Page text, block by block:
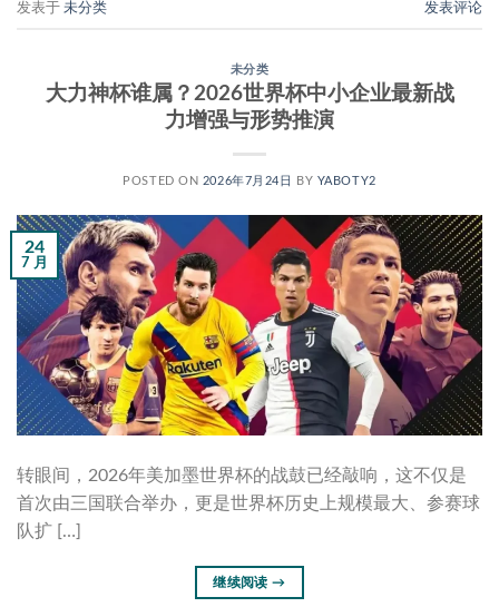
发表于 未分类 发表评论
未分类
大力神杯谁属？2026世界杯中小企业最新战
力增强与形势推演
POSTED ON 2026年7月24日 BY YABOTY2
24
7 月
转眼间，2026年美加墨世界杯的战鼓已经敲响，这不仅是
首次由三国联合举办，更是世界杯历史上规模最大、参赛球
队扩 […]
继续阅读→